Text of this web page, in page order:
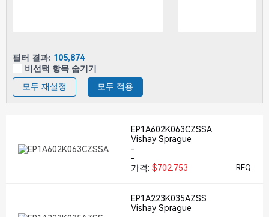
필터 결과: 105,874
비선택 항목 숨기기
모두 재설정
모두 적용
EP1A602K063CZSSA
Vishay Sprague
-
-
가격: $702.753 RFQ
EP1A223K035AZSS
Vishay Sprague